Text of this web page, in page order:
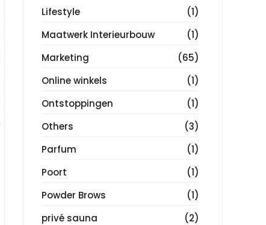
Lifestyle
(1)
Maatwerk Interieurbouw
(1)
Marketing
(65)
Online winkels
(1)
Ontstoppingen
(1)
Others
(3)
Parfum
(1)
Poort
(1)
Powder Brows
(1)
privé sauna
(2)